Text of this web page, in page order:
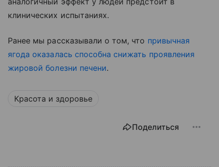
клинических испытаниях.
Ранее мы рассказывали о том, что привычная
ягода оказалась способна снижать проявления
жировой болезни печени.
Красота и здоровье
Поделиться